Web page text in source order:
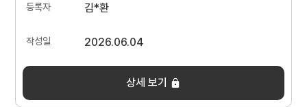
김*환
2026.06.04
상세 보기